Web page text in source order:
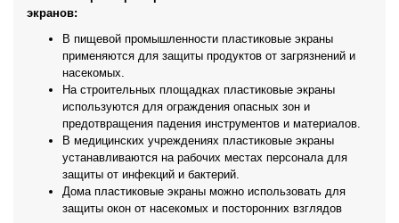
экранов:
В пищевой промышленности пластиковые экраны
применяются для защиты продуктов от загрязнений и
насекомых.
На строительных площадках пластиковые экраны
используются для ограждения опасных зон и
предотвращения падения инструментов и материалов.
В медицинских учреждениях пластиковые экраны
устанавливаются на рабочих местах персонала для
защиты от инфекций и бактерий.
Дома пластиковые экраны можно использовать для
защиты окон от насекомых и посторонних взглядов